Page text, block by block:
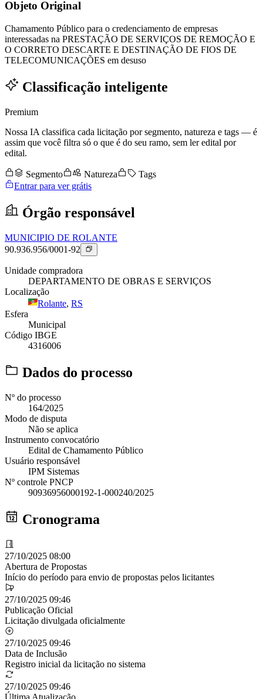
Objeto Original
Chamamento Público para o credenciamento de empresas
interessadas na PRESTAÇÃO DE SERVIÇOS DE REMOÇÃO E
O CORRETO DESCARTE E DESTINAÇÃO DE FIOS DE
TELECOMUNICAÇÕES em desuso
Classificação inteligente
Premium
Nossa IA classifica cada licitação por segmento, natureza e tags — é
assim que você filtra só o que é do seu ramo, sem ler edital por
edital.
Segmento Natureza
Tags
Entrar para ver grátis
Órgão responsável
MUNICIPIO DE ROLANTE
90.936.956/0001-92
Unidade compradora
DEPARTAMENTO DE OBRAS E SERVIÇOS
Localização
Rolante, RS
Esfera
Municipal
Código IBGE
4316006
Dados do processo
Nº do processo
164/2025
Modo de disputa
Não se aplica
Instrumento convocatório
Edital de Chamamento Público
Usuário responsável
IPM Sistemas
Nº controle PNCP
90936956000192-1-000240/2025
Cronograma
27/10/2025 08:00
Abertura de Propostas
Início do período para envio de propostas pelos licitantes
27/10/2025 09:46
Publicação Oficial
Licitação divulgada oficialmente
27/10/2025 09:46
Data de Inclusão
Registro inicial da licitação no sistema
27/10/2025 09:46
Última Atualização